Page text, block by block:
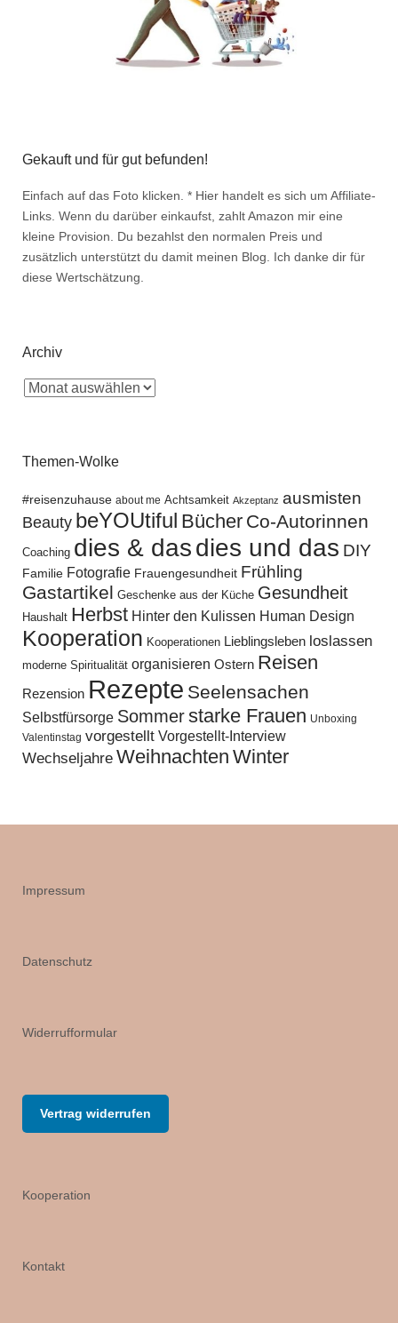
Gekauft und für gut befunden!
Einfach auf das Foto klicken. * Hier handelt es sich um Affiliate-
Links. Wenn du darüber einkaufst, zahlt Amazon mir eine
kleine Provision. Du bezahlst den normalen Preis und
zusätzlich unterstützt du damit meinen Blog. Ich danke dir für
diese Wertschätzung.
Archiv
Themen-Wolke
#reisenzuhause about me Achtsamkeit Akzeptanz ausmisten
Beauty beYOUtiful Bücher Co-Autorinnen
Coaching dies & dasdies und das DIY
Familie Fotografie Frauengesundheit Frühling
Gastartikel Geschenke aus der Küche Gesundheit
Haushalt Herbst Hinter den Kulissen Human Design
Kooperation Kooperationen Lieblingsleben loslassen
moderne Spiritualität organisieren Ostern Reisen
Rezension Rezepte Seelensachen
Selbstfürsorge Sommerstarke Frauen Unboxing
Valentinstag vorgestellt Vorgestellt-Interview
Wechseljahre Weihnachten Winter
Impressum
Datenschutz
Widerrufformular
Vertrag widerrufen
Kooperation
Kontakt